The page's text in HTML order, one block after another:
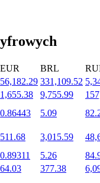
na popularnych
EUR BRL
56,182.29 331,109.52
1,655.38 9,755.99
0.86443 5.09
511.68 3,015.59
0.89311 5.26
64.03 377.38